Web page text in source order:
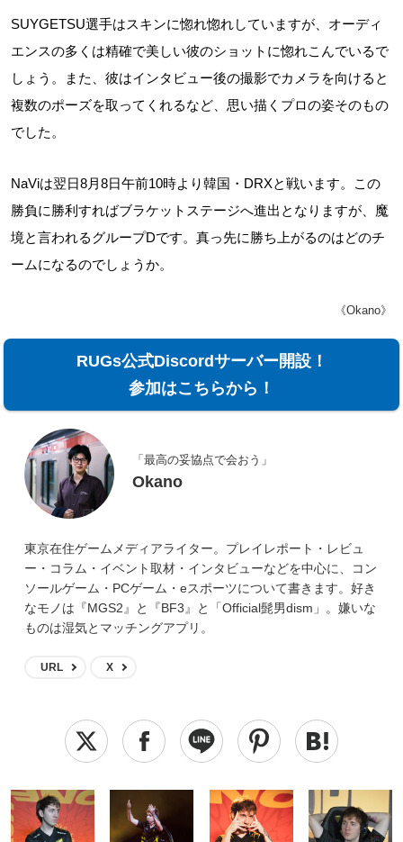
SUYGETSU選手はスキンに惚れ惚れしていますが、オーディ
エンスの多くは精確で美しい彼のショットに惚れこんでいるで
しょう。また、彼はインタビュー後の撮影でカメラを向けると
複数のポーズを取ってくれるなど、思い描くプロの姿そのもの
でした。
NaViは翌日8月8日午前10時より韓国・DRXと戦います。この
勝負に勝利すればブラケットステージへ進出となりますが、魔
境と言われるグループDです。真っ先に勝ち上がるのはどのチ
ームになるのでしょうか。
《Okano》
RUGs公式Discordサーバー開設！
参加はこちらから！
「最高の妥協点で会おう」
Okano
東京在住ゲームメディアライター。プレイレポート・レビュ
ー・コラム・イベント取材・インタビューなどを中心に、コン
ソールゲーム・PCゲーム・eスポーツについて書きます。好き
なモノは『MGS2』と『BF3』と「Official髭男dism」。嫌いな
ものは湿気とマッチングアプリ。
URL X